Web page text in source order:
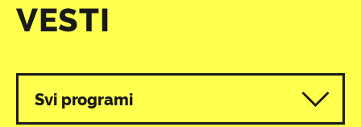
VESTI
Svi programi